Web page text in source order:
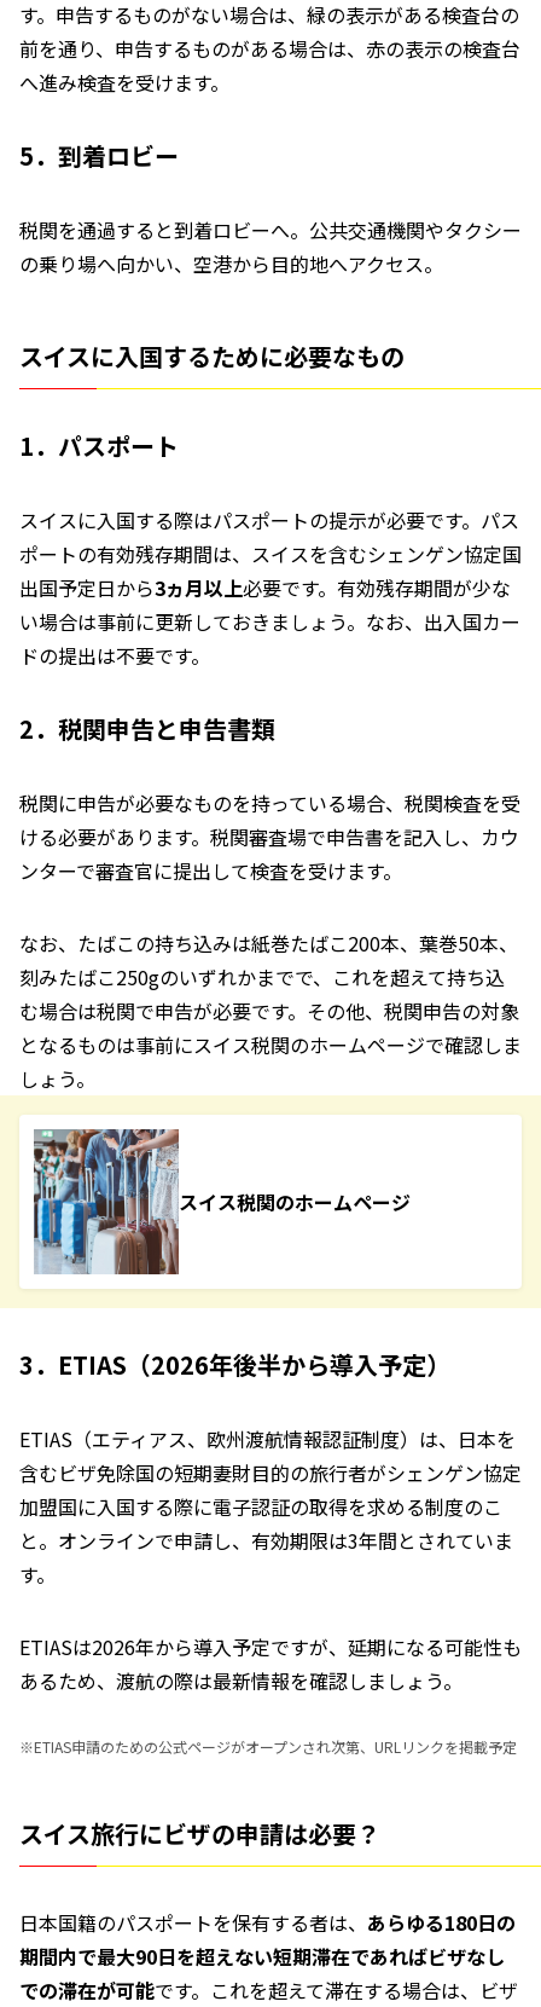
す。申告するものがない場合は、緑の表示がある検査台の
前を通り、申告するものがある場合は、赤の表示の検査台
へ進み検査を受けます。
5．到着ロビー
税関を通過すると到着ロビーへ。公共交通機関やタクシー
の乗り場へ向かい、空港から目的地へアクセス。
スイスに入国するために必要なもの
1．パスポート
スイスに入国する際はパスポートの提示が必要です。パス
ポートの有効残存期間は、スイスを含むシェンゲン協定国
出国予定日から3ヵ月以上必要です。有効残存期間が少な
い場合は事前に更新しておきましょう。なお、出入国カー
ドの提出は不要です。
2．税関申告と申告書類
税関に申告が必要なものを持っている場合、税関検査を受
ける必要があります。税関審査場で申告書を記入し、カウ
ンターで審査官に提出して検査を受けます。
なお、たばこの持ち込みは紙巻たばこ200本、葉巻50本、
刻みたばこ250gのいずれかまでで、これを超えて持ち込
む場合は税関で申告が必要です。その他、税関申告の対象
となるものは事前にスイス税関のホームページで確認しま
しょう。
スイス税関のホームページ
3．ETIAS（2026年後半から導入予定）
ETIAS（エティアス、欧州渡航情報認証制度）は、日本を
含むビザ免除国の短期妻財目的の旅行者がシェンゲン協定
加盟国に入国する際に電子認証の取得を求める制度のこ
と。オンラインで申請し、有効期限は3年間とされていま
す。
ETIASは2026年から導入予定ですが、延期になる可能性も
あるため、渡航の際は最新情報を確認しましょう。
※ETIAS申請のための公式ページがオープンされ次第、URLリンクを掲載予定
スイス旅行にビザの申請は必要？
日本国籍のパスポートを保有する者は、 あらゆる180日の
期間内で最大90日を超えない短期滞在であればビザなし
での滞在が可能です。これを超えて滞在する場合は、ビザ